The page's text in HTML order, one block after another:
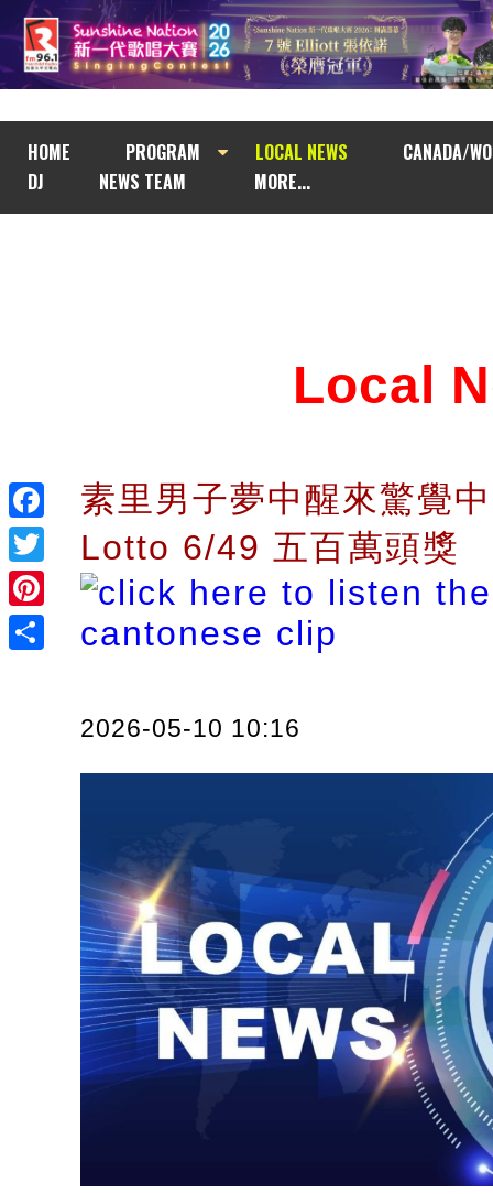
HOME PROGRAM LOCAL NEWS
CANADA/
DJ
NEWS TEAM MORE...
Facebook
Twitter
Pinterest
Local
素里男子夢中醒來驚覺
Lotto 6/49 五百萬頭獎
2026-05-10 10:16